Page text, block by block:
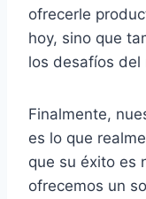
ofrecerle
hoy, sino que
los desafíos del
Finalmente,
es lo que
que su éxito es
ofrecemos un